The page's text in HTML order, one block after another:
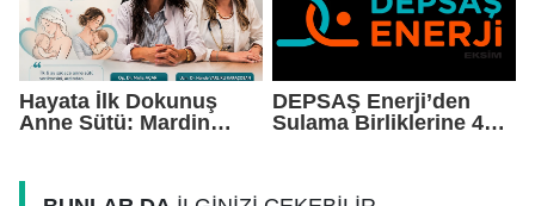
Hayata İlk Dokunuş
Anne Sütü: Mardin
DEPSAŞ Enerji’den
Sulama Birliklerine 48